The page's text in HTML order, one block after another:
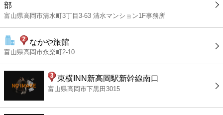
部
富山県高岡市清水町3丁目3-63 清水マンション1F事務所
なかや旅館
富山県高岡市永楽町2-10
東横INN新高岡駅新幹線南口
富山県高岡市下黒田3015